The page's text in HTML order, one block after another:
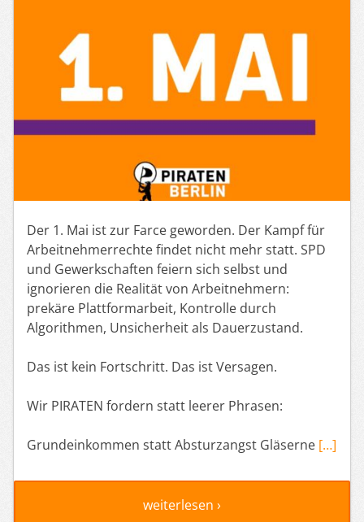
Der 1. Mai ist zur Farce geworden. Der Kampf für
Arbeitnehmerrechte findet nicht mehr statt. SPD
und Gewerkschaften feiern sich selbst und
ignorieren die Realität von Arbeitnehmern:
prekäre Plattformarbeit, Kontrolle durch
Algorithmen, Unsicherheit als Dauerzustand.
Das ist kein Fortschritt. Das ist Versagen.
Wir PIRATEN fordern statt leerer Phrasen:
Grundeinkommen statt Absturzangst Gläserne […]
weiterlesen ›